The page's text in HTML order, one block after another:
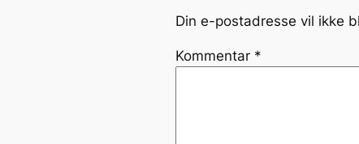
Din e-postadresse vil ikke
Kommentar *